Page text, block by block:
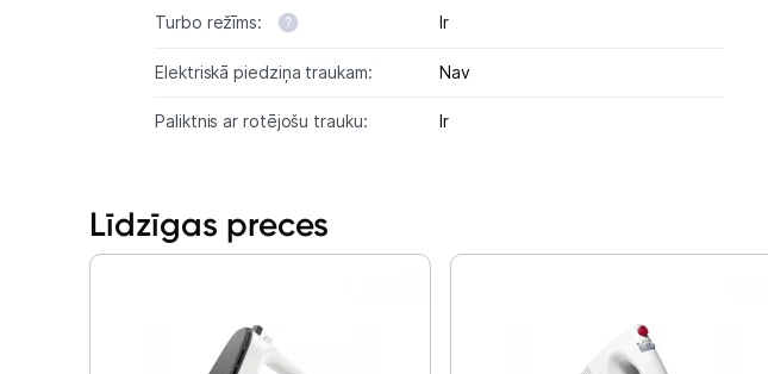
Vēlmju saraksts
Turbo režīms: Ir
Elektriskā piedziņa traukam: Nav
Paliktnis ar rotējošu trauku: Ir
Līdzīgas preces